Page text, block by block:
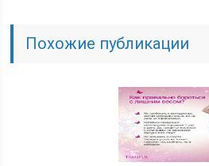
Похожие публикации